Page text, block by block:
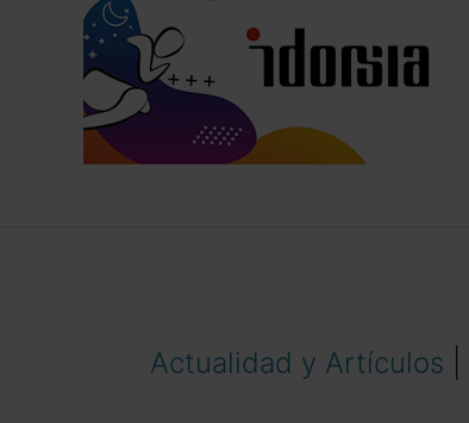
Actualidad y Artículos